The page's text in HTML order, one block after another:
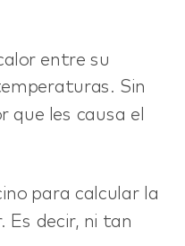
entre su
Sin
que les causa el
para calcular la
Es decir, ni tan